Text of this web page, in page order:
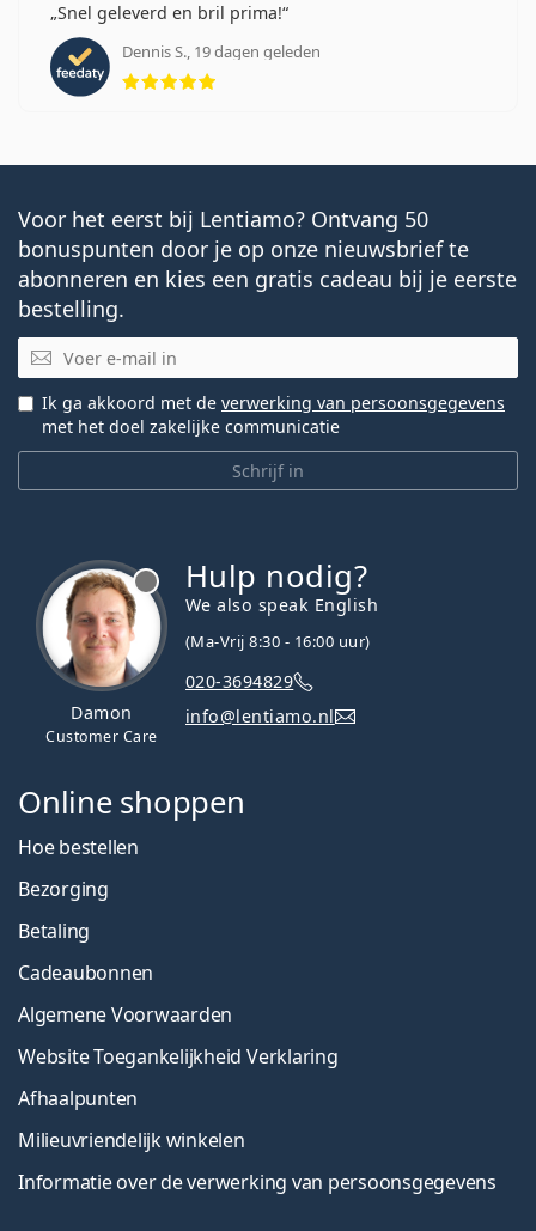
Snel geleverd en bril prima!
Dennis S., 19 dagen geleden
Beoordeling 5 van 5
Voor het eerst bij Lentiamo? Ontvang 50
bonuspunten door je op onze nieuwsbrief te
abonneren en kies een gratis cadeau bij je eerste
bestelling.
E-mail
Schrijf in
Ik ga akkoord met de verwerking van persoonsgegevens
met het doel zakelijke communicatie
Damon
Customer Care
Hulp nodig?
We also speak English
(Ma-Vrij 8:30 - 16:00 uur)
020-3694829
info@lentiamo.nl
Online shoppen
Hoe bestellen
Bezorging
Betaling
Cadeaubonnen
Algemene Voorwaarden
Website Toegankelijkheid Verklaring
Afhaalpunten
Milieuvriendelijk winkelen
Informatie over de verwerking van persoonsgegevens